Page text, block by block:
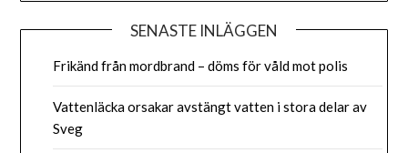
SENASTE INLÄGGEN
Frikänd från mordbrand – döms för våld mot polis
Vattenläcka orsakar avstängt vatten i stora delar av
Sveg